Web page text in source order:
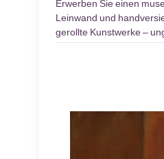
Erwerben Sie einen
Leinwand und
gerollte Kunstwerke –